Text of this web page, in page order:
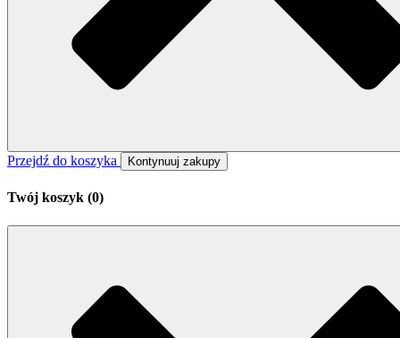
Przejdź do koszyka Kontynuuj zakupy
Twój koszyk (0)